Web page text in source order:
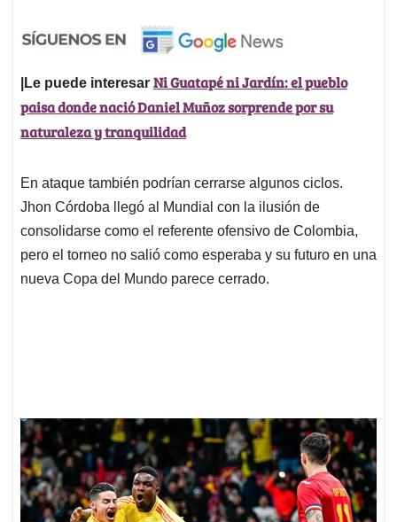
|Le puede interesar Ni Guatapé ni Jardín: el pueblo
paisa donde nació Daniel Muñoz sorprende por su
naturaleza y tranquilidad
En ataque también podrían cerrarse algunos ciclos.
Jhon Córdoba llegó al Mundial con la ilusión de
consolidarse como el referente ofensivo de Colombia,
pero el torneo no salió como esperaba y su futuro en una
nueva Copa del Mundo parece cerrado.